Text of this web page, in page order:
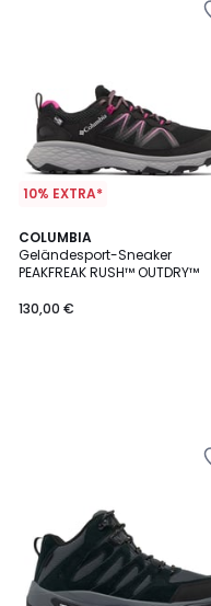
10% EXTRA*
COLUMBIA
Geländesport-Sneaker
PEAKFREAK RUSH™ OUTDRY™
130,00 €